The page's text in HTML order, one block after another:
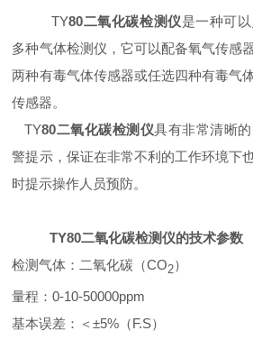
TY80二氧化碳检测仪是一种可
多种气体检测仪，它可以配备氧气传感
两种有毒气体传感器或任选四种有毒气
传感器。
TY80二氧化碳检测仪具有非常清晰
警提示，保证在非常不利的工作环境下
时提示操作人员预防。
TY80二氧化碳检测仪的技术参数
检测气体：二氧化碳（CO2）
量程：0-10-50000ppm
基本误差：＜±5%（F.S）